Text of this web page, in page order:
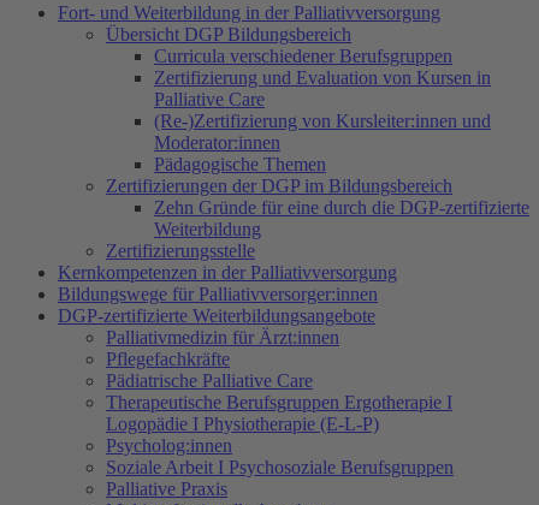
Fort- und Weiterbildung in der Palliativversorgung
Übersicht DGP Bildungsbereich
Curricula verschiedener Berufsgruppen
Zertifizierung und Evaluation von Kursen in
Palliative Care
(Re-)Zertifizierung von Kursleiter:innen und
Moderator:innen
Pädagogische Themen
Zertifizierungen der DGP im Bildungsbereich
Zehn Gründe für eine durch die DGP-zertifizierte
Weiterbildung
Zertifizierungsstelle
Kernkompetenzen in der Palliativversorgung
Bildungswege für Palliativversorger:innen
DGP-zertifizierte Weiterbildungsangebote
Palliativmedizin für Ärzt:innen
Pflegefachkräfte
Pädiatrische Palliative Care
Therapeutische Berufsgruppen Ergotherapie I
Logopädie I Physiotherapie (E-L-P)
Psycholog:innen
Soziale Arbeit I Psychosoziale Berufsgruppen
Palliative Praxis